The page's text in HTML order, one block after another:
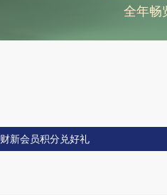
全年畅
财新会员积分兑好礼